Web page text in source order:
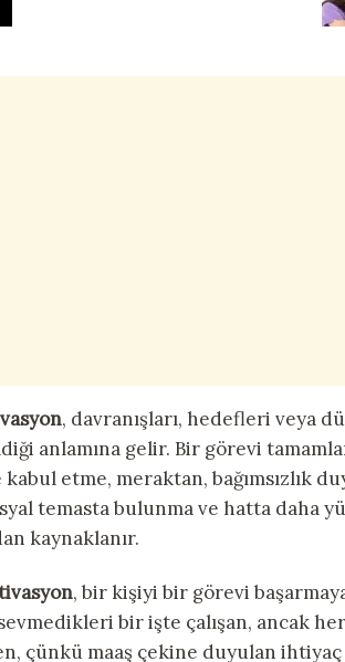
, davranışları, hedefleri veya
anlamına gelir. Bir görevi
etme, meraktan, bağımsızlık
temasta bulunma ve hatta daha
kaynaklanır.
, bir kişiyi bir görevi
bir işte çalışan, ancak
çünkü maaş çekine duyulan